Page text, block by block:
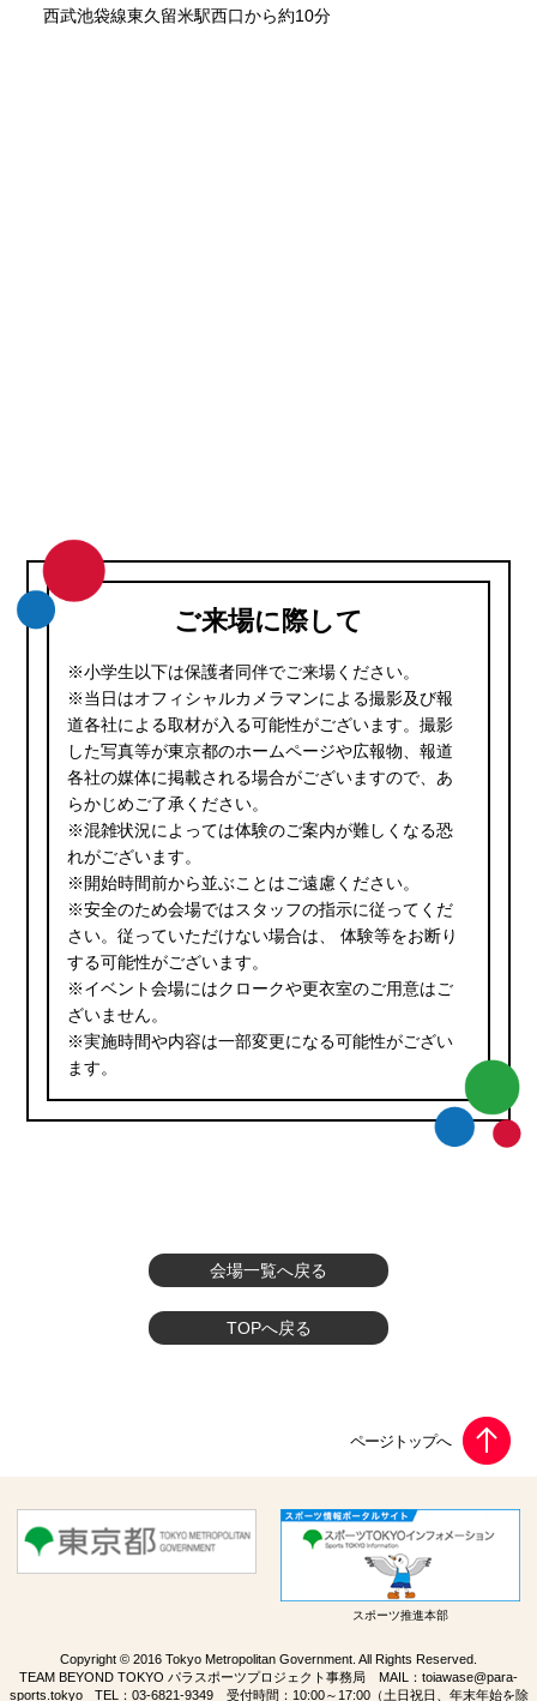
西武池袋線東久留米駅西口から約10分
ご来場に際して
※小学生以下は保護者同伴でご来場ください。
※当日はオフィシャルカメラマンによる撮影及び報
道各社による取材が入る可能性がございます。撮影
した写真等が東京都のホームページや広報物、報道
各社の媒体に掲載される場合がございますので、あ
らかじめご了承ください。
※混雑状況によっては体験のご案内が難しくなる恐
れがございます。
※開始時間前から並ぶことはご遠慮ください。
※安全のため会場ではスタッフの指示に従ってくだ
さい。従っていただけない場合は、 体験等をお断り
する可能性がございます。
※イベント会場にはクロークや更衣室のご用意はご
ざいません。
※実施時間や内容は一部変更になる可能性がござい
ます。
会場一覧へ戻る
TOPへ戻る
スポーツ推進本部
Copyright © 2016 Tokyo Metropolitan Government. All Rights Reserved.
TEAM BEYOND TOKYO パラスポーツプロジェクト事務局 MAIL： toiawase@para-
sports.tokyoTEL： 03-6821-9349受付時間：10:00～17:00（土日祝日、年末年始を除